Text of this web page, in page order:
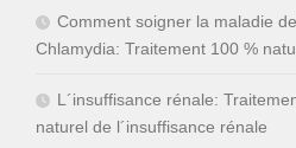
Comment soigner la maladie de
Chlamydia: Traitement 100 %
L´insuffisance rénale:
naturel de l´insuffisance rénale